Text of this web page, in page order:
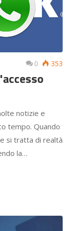
0 353
notizie e
tempo. Quando
si tratta di realtà
la…